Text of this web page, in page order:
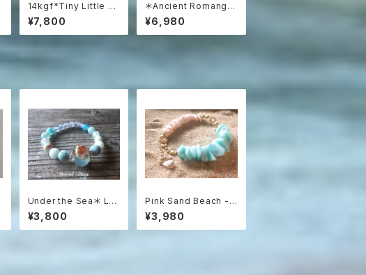
14kgf*Tiny Little O
cean Opal Necklac
e オーストラリア産プレ
シャスオパール&ラピス
ラズリ
¥7,800
＊Ancient Romangla
ss Necklace3WAY☆
ローマングラス ブラック
スピネルネックレス☆ユ
¥6,980
Under the Sea＊ Lav
a Stone Aroma Esse
ntial Oil Diffuser Br
acelet☆浅瀬の海のア
¥3,800
Pink Sand Beach -
エルーセラ島の贈り物
アマゾナイト＆シェルブ
レスレット
¥3,980